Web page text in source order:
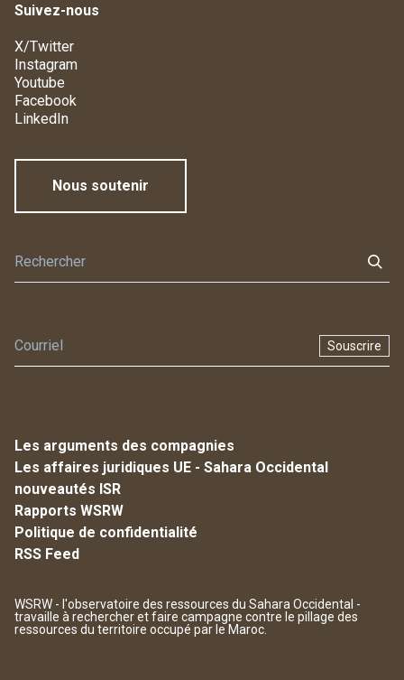
Suivez-nous
X/Twitter
Instagram
Youtube
Facebook
LinkedIn
Nous soutenir
Souscrire
Les arguments des compagnies
Les affaires juridiques UE - Sahara Occidental
nouveautés ISR
Rapports WSRW
Politique de confidentialité
RSS Feed
WSRW - l'observatoire des ressources du Sahara Occidental -
travaille à rechercher et faire campagne contre le pillage des
ressources du territoire occupé par le Maroc.